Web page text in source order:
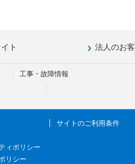
ト 法人のお
工事・故障情報
サイトのご利用条件
ィポリシー
リシー